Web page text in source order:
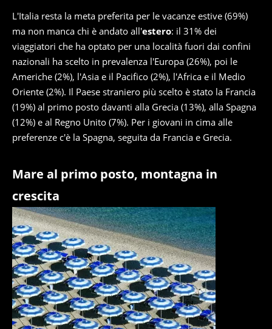
L'Italia resta la meta preferita per le vacanze estive (69%)
ma non manca chi è andato all'estero: il 31% dei
viaggiatori che ha optato per una località fuori dai confini
nazionali ha scelto in prevalenza l'Europa (26%), poi le
Americhe (2%), l'Asia e il Pacifico (2%), l'Africa e il Medio
Oriente (2%). Il Paese straniero più scelto è stato la Francia
(19%) al primo posto davanti alla Grecia (13%), alla Spagna
(12%) e al Regno Unito (7%). Per i giovani in cima alle
preferenze c'è la Spagna, seguita da Francia e Grecia.
Mare al primo posto, montagna in
crescita